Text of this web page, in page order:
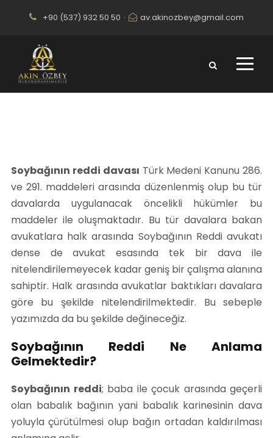
+90 (537) 932 50 50 · av.akinozbey@gmail.com
Soybağının reddi davası Türk Medeni Kanunu 286.
ve 291. maddeleri arasında düzenlenmiş olup bu tür
davalarda uygulanacak öncelikli hükümler bu
maddeler ile oluşmaktadır. Bu tür davalara bakan
avukatlara halk arasında Soybağının Reddi avukatı
dense de avukat esasında tek bir dava ile
nitelendirilemeyecek kadar geniş bir çalışma alanına
sahiptir. Halk arasında avukatlar baktıkları davalara
göre bu şekilde nitelendirilmektedir. Bu sebeple
yazımızda da bu şekilde değineceğiz.
Soybağının Reddi Ne Anlama
Gelmektedir?
Soybağının reddi; baba ile çocuk arasında geçerli
olan babalık bağının yani babalık karinesinin dava
yoluyla çürütülmesi olup bağın ortadan kaldırılması